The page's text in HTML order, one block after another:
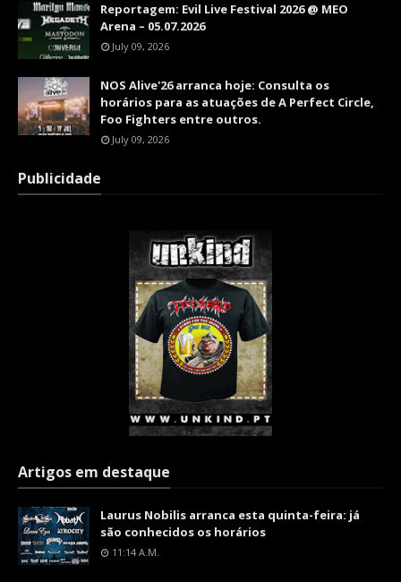
Reportagem: Evil Live Festival 2026 @ MEO
Arena – 05.07.2026
July 09, 2026
NOS Alive'26 arranca hoje: Consulta os
horários para as atuações de A Perfect Circle,
Foo Fighters entre outros.
July 09, 2026
Publicidade
Artigos em destaque
Laurus Nobilis arranca esta quinta-feira: já
são conhecidos os horários
11:14 A.m.